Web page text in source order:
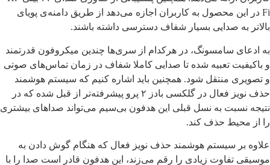
Fi در این محصول به کاربران اجازه می‌دهد از طریق دامنه‌ی پویای
بالاتر به صدایی بسیار شفاف دسترسی داشته باشند.
به ادعای سامسونگ، در هرکدام از سری‌ها چندین میکروفون قدرتمند
و باکیفیت تعبیه شده تا صدایی کاملا شفاف در زمان تماس‌های صوتی
و تصویری منتقل شود. همچنین باید اشاره کنیم که سیستم هوشمند
حذف نویز فعال در گلکسی بادز ۲ پرو پیشرفته‌تر از قبل شده که در
نتیجه نسبت به نسل قبلی این هدفون بی‌سیم می‌تواند صداهای بیشتری
را از محیط حذف کند.
علاوه بر سیستم هوشمند حذف نویز فعال که هنگام گوش دادن به
موسیقی تفاوت زیادی را رقم می‌زند، این هدفون قادر است صدا را با